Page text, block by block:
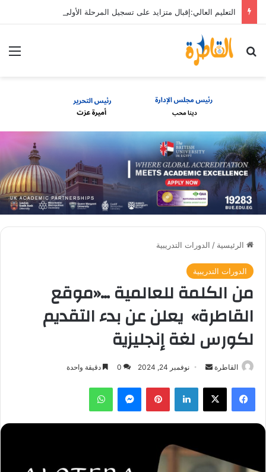
التعليم العالي:إقبال متزايد على تسجيل المرحلة الأولى
بحث عن
الرئيسية / الدورات التدريبية
الدورات التدريبية
من الكلمة للعالمية …«موقع
القاطرة» يعلن عن بدء التقديم
لكورس لغة إنجليزية
القاطرة
أرسل
إلكترونيا
نوفمبر 24, 2024 0 دقيقة واحدة
فيسبوك ‫X لينكدإن بينتيريستماسنجر واتساب